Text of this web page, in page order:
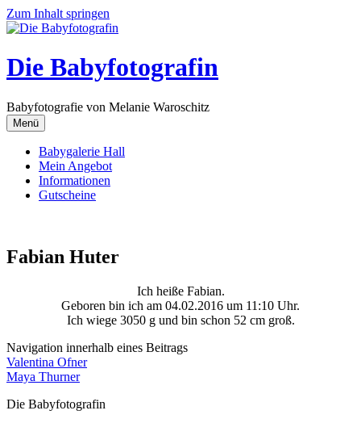
Zum Inhalt springen
Die Babyfotografin
Babyfotografie von Melanie Waroschitz
Menü
Babygalerie Hall
Mein Angebot
Informationen
Gutscheine
Fabian Huter
Ich heiße Fabian.
Geboren bin ich am 04.02.2016 um 11:10 Uhr.
Ich wiege 3050 g und bin schon 52 cm groß.
Navigation innerhalb eines Beitrags
Valentina Ofner
Maya Thurner
Die Babyfotografin